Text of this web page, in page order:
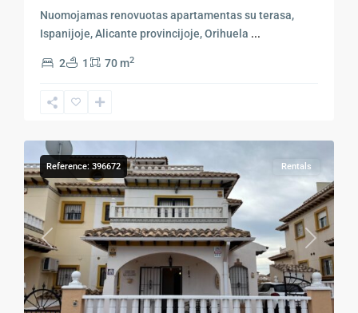
Nuomojamas renovuotas apartamentas su terasa,
Ispanijoje, Alicante provincijoje, Orihuela ...
2 1 70 m2
Orihuela
Previous Next
Reference: 396672 Rentals